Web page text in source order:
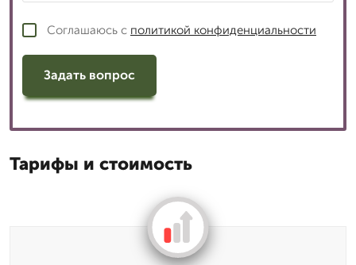
Соглашаюсь с политикой конфиденциальности
Задать вопрос
Тарифы и стоимость